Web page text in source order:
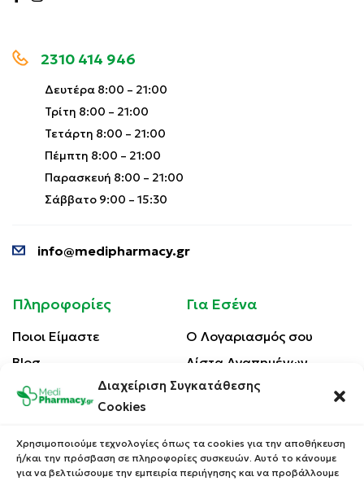
Διαχείριση Συγκατάθεσης
Cookies
Χρησιμοποιούμε τεχνολογίες όπως τα cookies για την αποθήκευση
ή/και την πρόσβαση σε πληροφορίες συσκευών. Αυτό το κάνουμε
για να βελτιώσουμε την εμπειρία περιήγησης και να προβάλλουμε
2310 414 946
Δευτέρα 8:00 – 21:00
Τρίτη 8:00 – 21:00
Τετάρτη 8:00 – 21:00
Πέμπτη 8:00 – 21:00
Παρασκευή 8:00 – 21:00
Σάββατο 9:00 – 15:30
info@medipharmacy.gr
Πληροφορίες
Ποιοι Είμαστε
Blog
Επικοινωνία
Πολιτική Απορρήτου
Για Εσένα
Ο Λογαριασμός σου
Λίστα Αγαπημένων
Οι Παραγγελίες σου
Κέρδισε Κουπόνι
Έκπτωσης